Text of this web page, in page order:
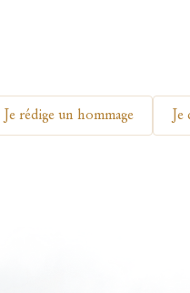
Je rédige un hommage Je